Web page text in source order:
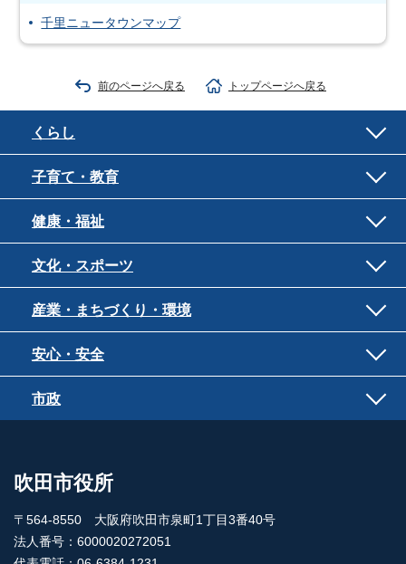
千里ニュータウンマップ
前のページへ戻る トップページへ戻る
くらし
子育て・教育
健康・福祉
文化・スポーツ
産業・まちづくり・環境
安心・安全
市政
吹田市役所
〒564-8550 大阪府吹田市泉町1丁目3番40号
法人番号：6000020272051